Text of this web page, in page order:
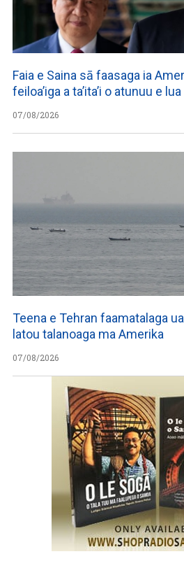
Faia e Saina sā faasaga ia
feiloa’iga a ta’ita’i o atunuu e lua
07/08/2026
Teena e Tehran faamatalaga
latou talanoaga ma Amerika
07/08/2026